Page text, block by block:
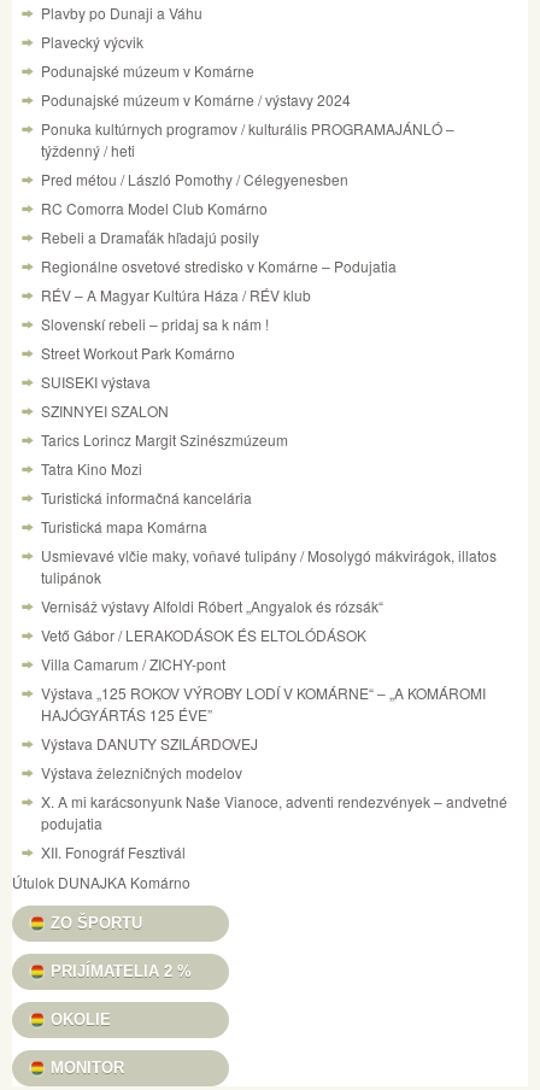
Plavby po Dunaji a Váhu
Plavecký výcvik
Podunajské múzeum v Komárne
Podunajské múzeum v Komárne / výstavy 2024
Ponuka kultúrnych programov / kulturális PROGRAMAJÁNLÓ –
týždenný / heti
Pred métou / László Pomothy / Célegyenesben
RC Comorra Model Club Komárno
Rebeli a Dramaťák hľadajú posily
Regionálne osvetové stredisko v Komárne – Podujatia
RÉV – A Magyar Kultúra Háza / RÉV klub
Slovenskí rebeli – pridaj sa k nám !
Street Workout Park Komárno
SUISEKI výstava
SZINNYEI SZALON
Tarics Lorincz Margit Szinészmúzeum
Tatra Kino Mozi
Turistická informačná kancelária
Turistická mapa Komárna
Usmievavé vlčie maky, voňavé tulipány / Mosolygó mákvirágok, illatos
tulipánok
Vernisáž výstavy Alfoldi Róbert „Angyalok és rózsák“
Vető Gábor / LERAKODÁSOK ÉS ELTOLÓDÁSOK
Villa Camarum / ZICHY-pont
Výstava „125 ROKOV VÝROBY LODÍ V KOMÁRNE“ – „A KOMÁROMI
HAJÓGYÁRTÁS 125 ÉVE”
Výstava DANUTY SZILÁRDOVEJ
Výstava železničných modelov
X. A mi karácsonyunk Naše Vianoce, adventi rendezvények – andvetné
podujatia
XII. Fonográf Fesztivál
Útulok DUNAJKA Komárno
ZO ŠPORTU
PRIJÍMATELIA 2 %
OKOLIE
MONITOR